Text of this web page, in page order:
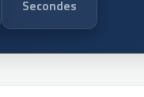
Secondes